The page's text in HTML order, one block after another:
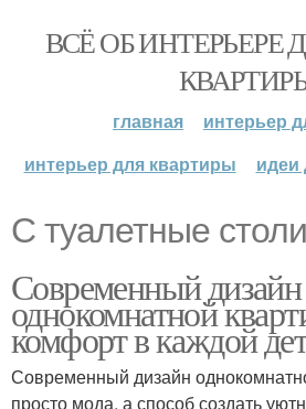
ВСЁ ОБ ИНТЕРЬЕРЕ
главная
интерьер
интерьер для квартиры
идеи
С туалетные
Современный дизайн
однокомнатной
комфорт в каждой
Современный дизайн
просто мода, а способ создать